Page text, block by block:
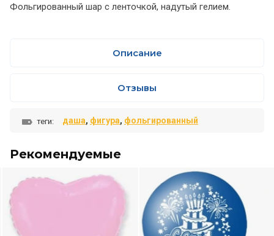
Фольгированный шар с ленточкой, надутый гелием.
Описание
Отзывы
теги: даша, фигура, фольгированный
Рекомендуемые